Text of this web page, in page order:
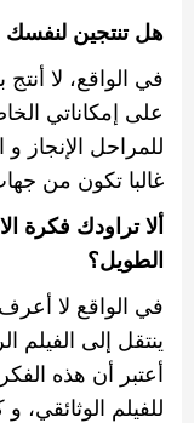
هل تنتجين
في الواقع، لا
على إمكاناتي
للمراحل الإنجاز
غالبا تكون من
ألا تراودك فكرة
الطويل؟
في الواقع لا
ينتقل إلى الفيلم
أعتبر أن هذه
للفيلم